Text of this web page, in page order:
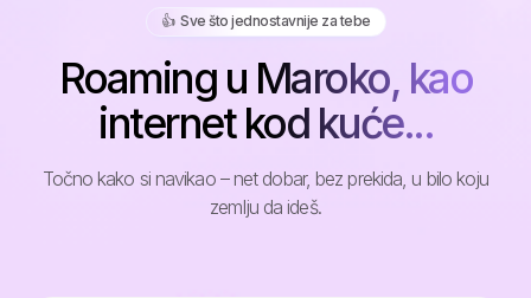
👍️ Sve što jednostavnije za tebe
Roaming u Maroko, kao
internet kod kuće...
Točno kako si navikao – net dobar, bez prekida, u bilo koju
zemlju da ideš.